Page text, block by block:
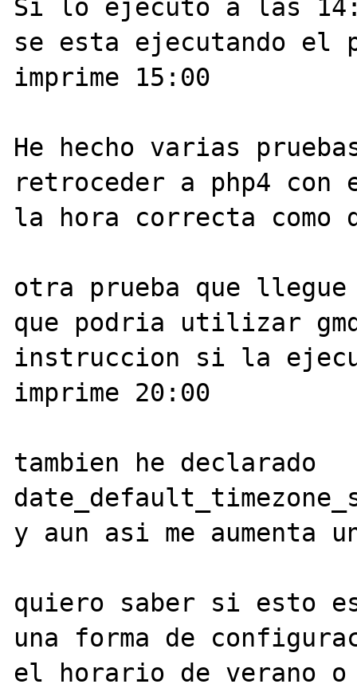
Si lo ejecuto a las
se esta ejecutando el
imprime 15:00
He hecho varias
retroceder a php4 con
la hora correcta como
otra prueba que
que podria utilizar
instruccion si la
imprime 20:00
tambien he declarado
y aun asi me aumenta
quiero saber si esto
una forma de
el horario de verano o